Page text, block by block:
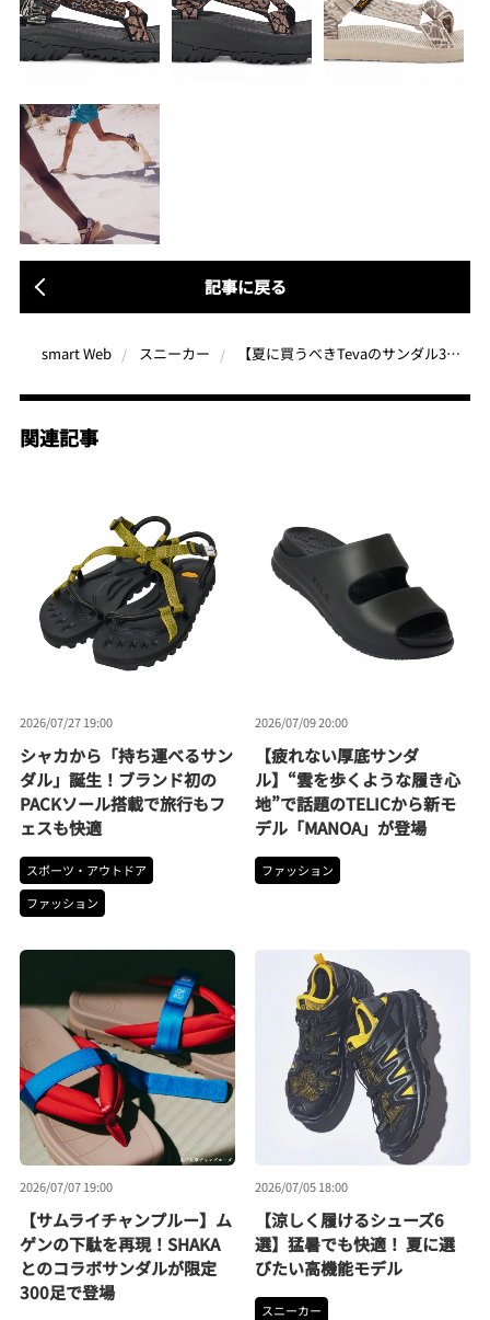
記事に戻る
smart Web スニーカー 【夏に買うべきTevaのサンダル3モデル】幾何学×アニマル柄で夏のコーデとベストマッチ
関連記事
2026/07/27 19:00
シャカから「持ち運べるサン
ダル」誕生！ブランド初の
PACKソール搭載で旅行もフ
ェスも快適
スポーツ・アウトドア
ファッション
2026/07/09 20:00
【疲れない厚底サンダ
ル】“雲を歩くような履き心
地”で話題のTELICから新モ
デル「MANOA」が登場
ファッション
2026/07/07 19:00
【サムライチャンプルー】ム
ゲンの下駄を再現！SHAKA
とのコラボサンダルが限定
300足で登場
2026/07/05 18:00
【涼しく履けるシューズ6
選】猛暑でも快適！ 夏に選
びたい高機能モデル
スニーカー